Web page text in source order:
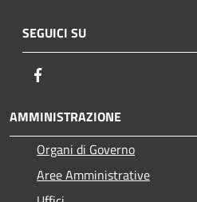
SEGUICI SU
AMMINISTRAZIONE
Organi di Governo
Aree Amministrative